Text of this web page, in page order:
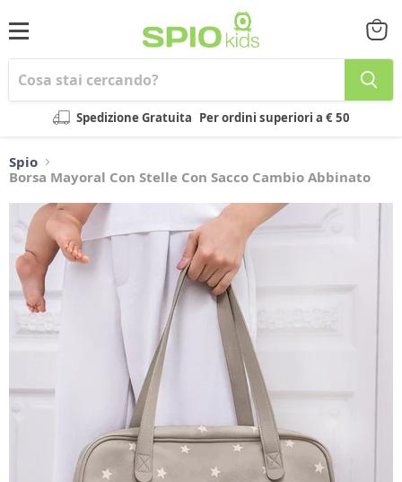
Menu
Spedizione Gratuita Per ordini superiori a € 50
il
Spio
Borsa Mayoral Con Stelle Con Sacco Cambio Abbinato